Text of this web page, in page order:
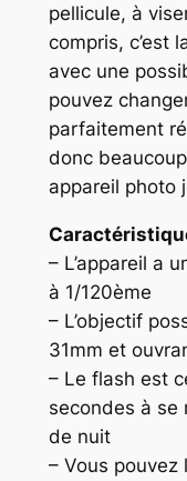
pellicule, à
compris, c’est
avec une
pouvez
parfaitement
donc
appareil photo
– L’appareil a
à 1/120ème
– L’objectif
31mm et
– Le flash est
secondes à se
de nuit
– Vous pouvez